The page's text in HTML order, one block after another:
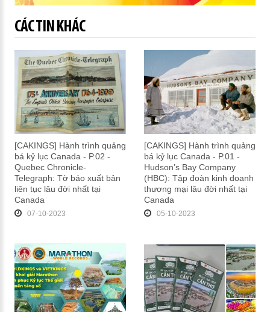
CÁC TIN KHÁC
[CAKINGS] Hành trình quảng
bá kỷ lục Canada - P.02 -
Quebec Chronicle-
Telegraph: Tờ báo xuất bản
liên tục lâu đời nhất tại
Canada
07-10-2023
[CAKINGS] Hành trình quảng
bá kỷ lục Canada - P.01 -
Hudson’s Bay Company
(HBC): Tập đoàn kinh doanh
thương mại lâu đời nhất tại
Canada
05-10-2023